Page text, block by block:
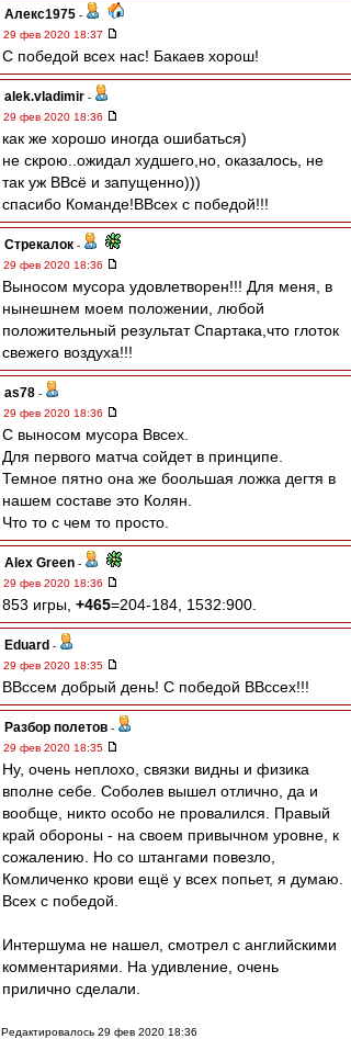
Алекс1975 -
29 фев 2020 18:37
С победой всех нас! Бакаев хорош!
alek.vladimir -
29 фев 2020 18:36
как же хорошо иногда ошибаться)
не скрою..ожидал худшего,но, оказалось, не
так уж ВВсё и запущенно)))
спасибо Команде!ВВсех с победой!!!
Стрекалок -
29 фев 2020 18:36
Выносом мусора удовлетворен!!! Для меня, в
нынешнем моем положении, любой
положительный результат Спартака,что глоток
свежего воздуха!!!
as78 -
29 фев 2020 18:36
С выносом мусора Ввсех.
Для первого матча сойдет в принципе.
Темное пятно она же боольшая ложка дегтя в
нашем составе это Колян.
Что то с чем то просто.
Alex Green -
29 фев 2020 18:36
853 игры, +465=204-184, 1532:900.
Eduard -
29 фев 2020 18:35
ВВссем добрый день! С победой ВВссех!!!
Разбор полетов -
29 фев 2020 18:35
Ну, очень неплохо, связки видны и физика
вполне себе. Соболев вышел отлично, да и
вообще, никто особо не провалился. Правый
край обороны - на своем привычном уровне, к
сожалению. Но со штангами повезло,
Комличенко крови ещё у всех попьет, я думаю.
Всех с победой.
Интершума не нашел, смотрел с английскими
комментариями. На удивление, очень
прилично сделали.
Редактировалось 29 фев 2020 18:36